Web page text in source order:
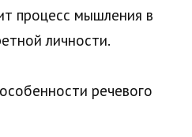
процесс мышления в
личности.
речевого